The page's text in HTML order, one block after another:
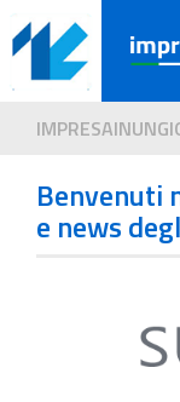
Benvenuti
e news